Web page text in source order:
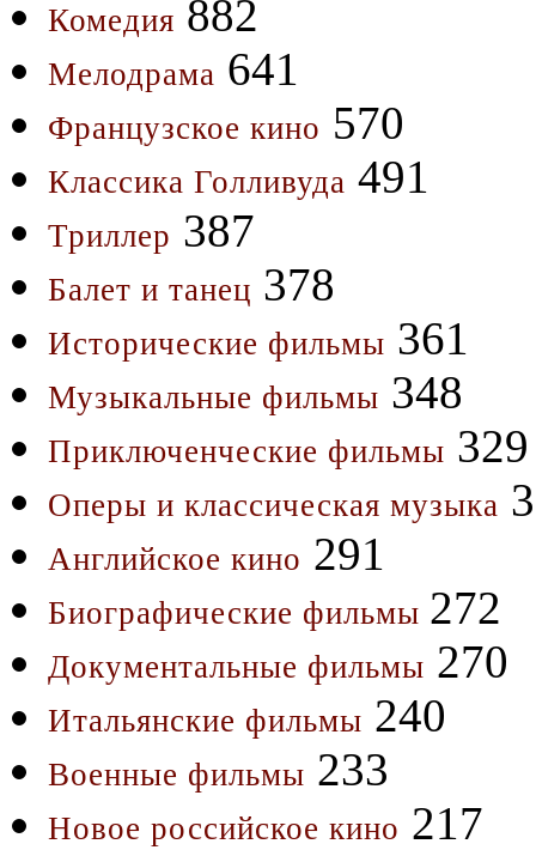
Комедия 882
Мелодрама 641
Французское кино 570
Классика Голливуда 491
Триллер 387
Балет и танец 378
Исторические фильмы 361
Музыкальные фильмы 348
Приключенческие фильмы 329
Оперы и классическая музыка
Английское кино 291
Биографические фильмы 272
Документальные фильмы 270
Итальянские фильмы 240
Военные фильмы 233
Новое российское кино 217